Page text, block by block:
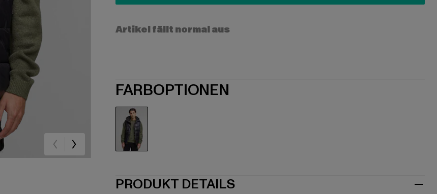
Artikel fällt normal aus
FARBOPTIONEN
PRODUKT DETAILS